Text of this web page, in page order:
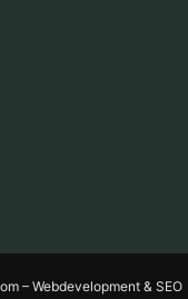
– Webdevelopment & SEO